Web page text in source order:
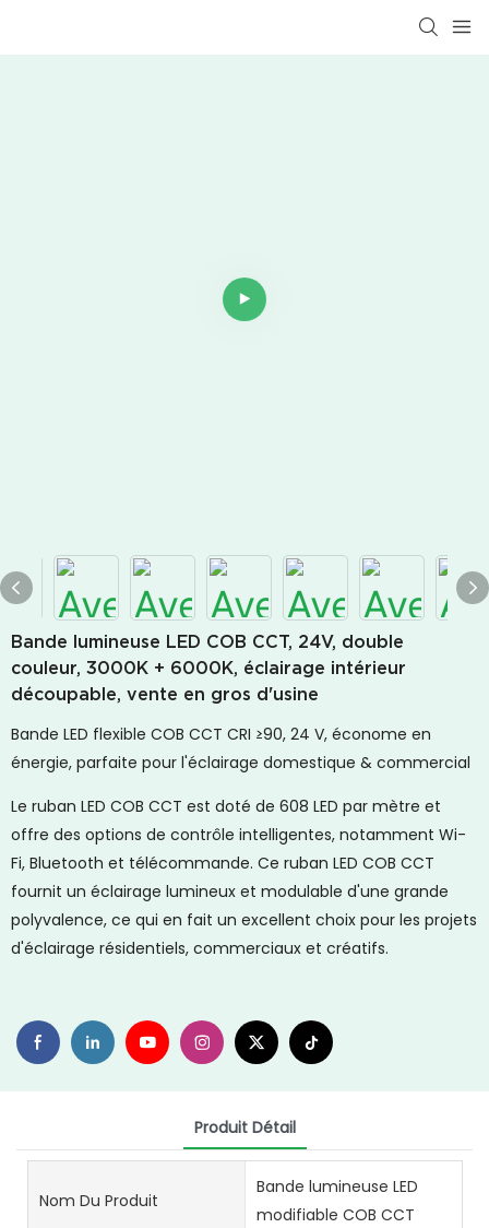
Bande lumineuse LED COB CCT, 24V, double
couleur, 3000K + 6000K, éclairage intérieur
découpable, vente en gros d'usine
Bande LED flexible COB CCT CRI ≥90, 24 V, économe en
énergie, parfaite pour l'éclairage domestique & commercial
Le ruban LED COB CCT est doté de 608 LED par mètre et
offre des options de contrôle intelligentes, notamment Wi-
Fi, Bluetooth et télécommande. Ce ruban LED COB CCT
fournit un éclairage lumineux et modulable d'une grande
polyvalence, ce qui en fait un excellent choix pour les projets
d'éclairage résidentiels, commerciaux et créatifs.
Produit Détail
Nom Du Produit
Bande lumineuse LED
modifiable COB CCT